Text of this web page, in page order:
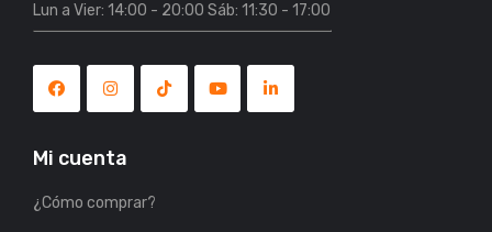
Lun a Vier: 14:00 - 20:00 Sáb: 11:30 - 17:00
Mi cuenta
¿Cómo comprar?